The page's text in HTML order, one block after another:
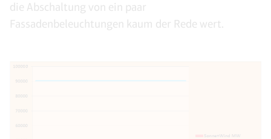
die Abschaltung von ein paar
Fassadenbeleuchtungen kaum der Rede wert.